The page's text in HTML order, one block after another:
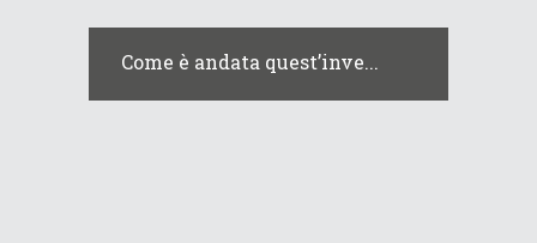
Come è andata quest’inve...